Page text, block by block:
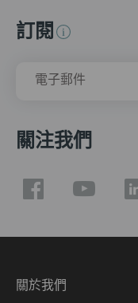
訂閱
電子郵件
關注我們
關於我們